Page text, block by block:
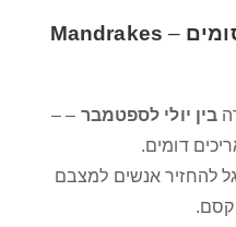
–
Mandrakes
בין יולי לספטמבר – –
דומים.
להחזיר אנשים למצבם
קסם.